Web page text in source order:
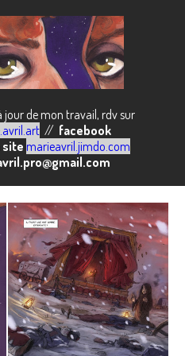
jour de mon travail, rdv sur
// facebook
site marieavril.jimdo.com